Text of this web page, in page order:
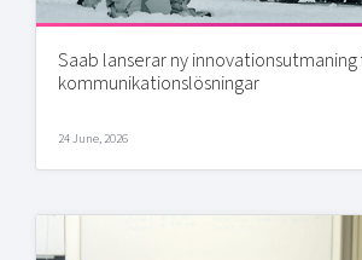
Saab lanserar ny innovationsutmaning
kommunikationslösningar
24 June, 2026